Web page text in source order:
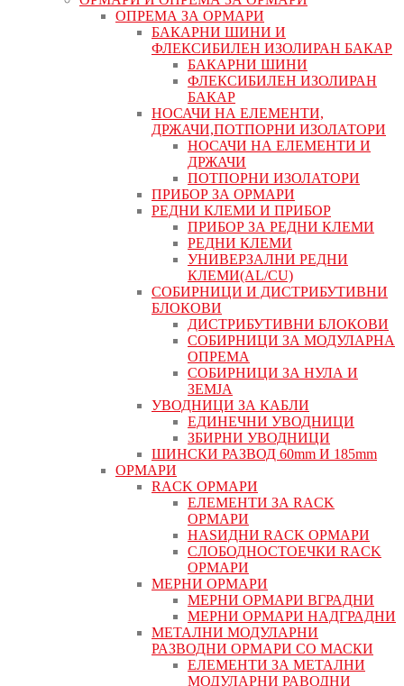
ОПРЕМА ЗА ОРМАРИ
БАКАРНИ ШИНИ И
ФЛЕКСИБИЛЕН ИЗОЛИРАН БАКАР
БАКАРНИ ШИНИ
ФЛЕКСИБИЛЕН ИЗОЛИРАН
БАКАР
НОСАЧИ НА ЕЛЕМЕНТИ,
ДРЖАЧИ,ПОТПОРНИ ИЗОЛАТОРИ
НОСАЧИ НА ЕЛЕМЕНТИ И
ДРЖАЧИ
ПОТПОРНИ ИЗОЛАТОРИ
ПРИБОР ЗА ОРМАРИ
РЕДНИ КЛЕМИ И ПРИБОР
ПРИБОР ЗА РЕДНИ КЛЕМИ
РЕДНИ КЛЕМИ
УНИВЕРЗАЛНИ РЕДНИ
КЛЕМИ(AL/CU)
СОБИРНИЦИ И ДИСТРИБУТИВНИ
БЛОКОВИ
ДИСТРИБУТИВНИ БЛОКОВИ
СОБИРНИЦИ ЗА МОДУЛАРНА
ОПРЕМА
СОБИРНИЦИ ЗА НУЛА И
ЗЕМЈА
УВОДНИЦИ ЗА КАБЛИ
ЕДИНЕЧНИ УВОДНИЦИ
ЗБИРНИ УВОДНИЦИ
ШИНСКИ РАЗВОД 60mm И 185mm
ОРМАРИ
RACK ОРМАРИ
ЕЛЕМЕНТИ ЗА RACK
ОРМАРИ
НАЅИДНИ RACK ОРМАРИ
СЛОБОДНОСТОЕЧКИ RACK
ОРМАРИ
МЕРНИ ОРМАРИ
МЕРНИ ОРМАРИ ВГРАДНИ
МЕРНИ ОРМАРИ НАДГРАДНИ
МЕТАЛНИ МОДУЛАРНИ
РАЗВОДНИ ОРМАРИ СО МАСКИ
ЕЛЕМЕНТИ ЗА МЕТАЛНИ
МОДУЛАРНИ РАВОДНИ